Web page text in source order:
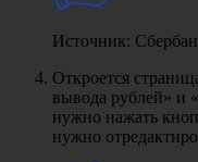
Источник:
Откроется
вывода рублей» и
нужно нажать
нужно